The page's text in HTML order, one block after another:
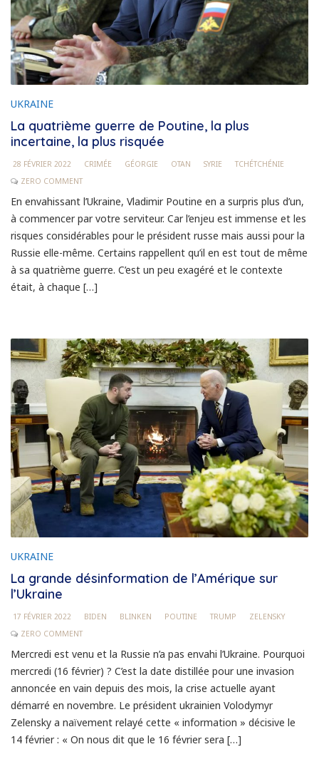
UKRAINE
La quatrième guerre de Poutine, la plus
incertaine, la plus risquée
28 FÉVRIER 2022 CRIMÉE GÉORGIE OTAN SYRIE
TCHÉTCHÉNIE
ZERO COMMENT
En envahissant l’Ukraine, Vladimir Poutine en a surpris plus d’un,
à commencer par votre serviteur. Car l’enjeu est immense et les
risques considérables pour le président russe mais aussi pour la
Russie elle-même. Certains rappellent qu’il en est tout de même
à sa quatrième guerre. C’est un peu exagéré et le contexte
était, à chaque […]
UKRAINE
La grande désinformation de l’Amérique sur
l’Ukraine
17 FÉVRIER 2022 BIDEN BLINKEN POUTINE TRUMP
ZELENSKY
ZERO COMMENT
Mercredi est venu et la Russie n’a pas envahi l’Ukraine. Pourquoi
mercredi (16 février) ? C’est la date distillée pour une invasion
annoncée en vain depuis des mois, la crise actuelle ayant
démarré en novembre. Le président ukrainien Volodymyr
Zelensky a naïvement relayé cette « information » décisive le
14 février : « On nous dit que le 16 février sera […]